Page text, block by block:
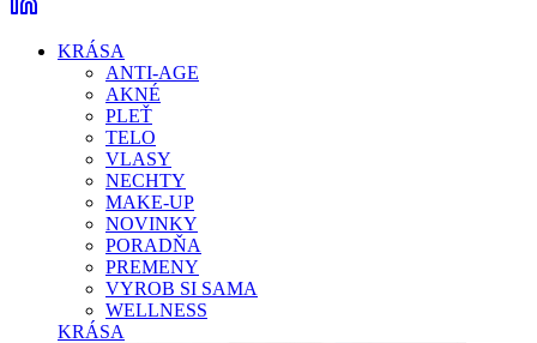
KRÁSA
ANTI-AGE
AKNÉ
PLEŤ
TELO
VLASY
NECHTY
MAKE-UP
NOVINKY
PORADŇA
PREMENY
VYROB SI SAMA
WELLNESS
KRÁSA